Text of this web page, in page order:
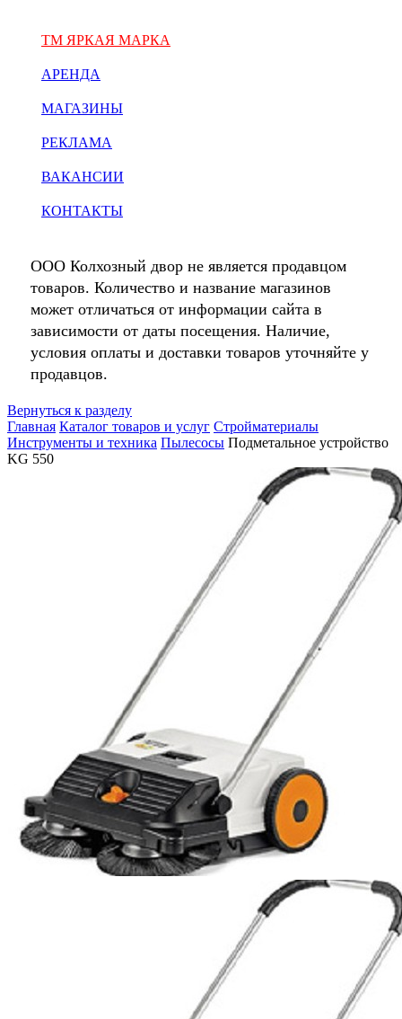
ТМ ЯРКАЯ МАРКА
АРЕНДА
МАГАЗИНЫ
РЕКЛАМА
ВАКАНСИИ
КОНТАКТЫ
ООО Колхозный двор не является продавцом
товаров. Количество и название магазинов
может отличаться от информации сайта в
зависимости от даты посещения. Наличие,
условия оплаты и доставки товаров уточняйте у
продавцов.
Вернуться к разделу
Главная Каталог товаров и услуг Стройматериалы
Инструменты и техника Пылесосы Подметальное устройство
KG 550